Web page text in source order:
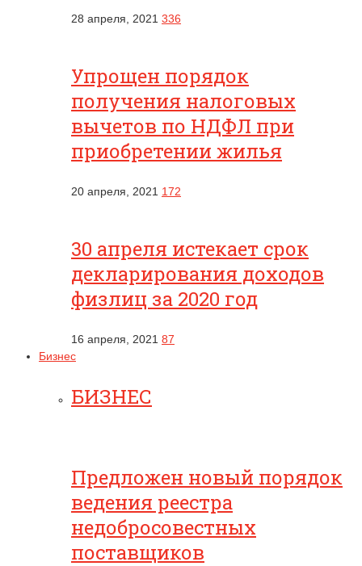
28 апреля, 2021 336
Упрощен порядок
получения налоговых
вычетов по НДФЛ при
приобретении жилья
20 апреля, 2021 172
30 апреля истекает срок
декларирования доходов
физлиц за 2020 год
16 апреля, 2021 87
Бизнес
БИЗНЕС
Предложен новый порядок
ведения реестра
недобросовестных
поставщиков